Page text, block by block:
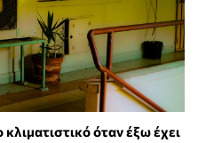
όταν έξω έχει